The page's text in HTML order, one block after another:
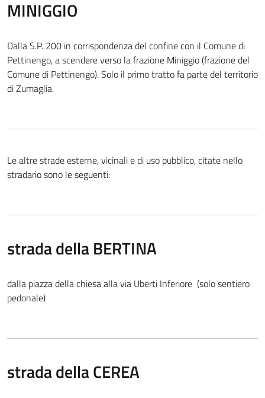
MINIGGIO
Dalla S.P. 200 in corrispondenza del confine con il Comune di
Pettinengo, a scendere verso la frazione Miniggio (frazione del
Comune di Pettinengo). Solo il primo tratto fa parte del territorio
di Zumaglia.
Le altre strade esterne, vicinali e di uso pubblico, citate nello
stradario sono le seguenti:
strada della BERTINA
dalla piazza della chiesa alla via Uberti Inferiore (solo sentiero
pedonale)
strada della CEREA